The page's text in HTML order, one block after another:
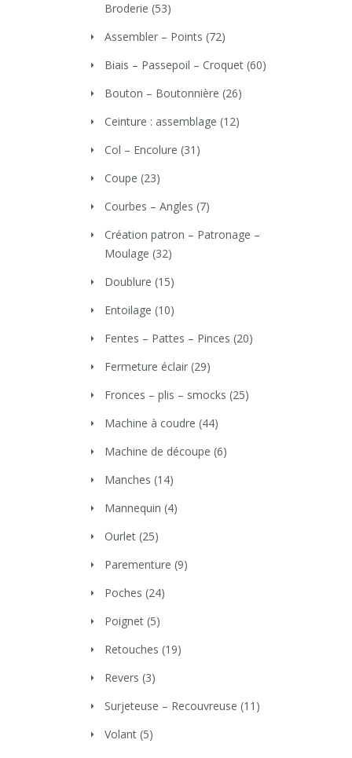
Broderie (53)
Assembler – Points (72)
Biais – Passepoil – Croquet (60)
Bouton – Boutonnière (26)
Ceinture : assemblage (12)
Col – Encolure (31)
Coupe (23)
Courbes – Angles (7)
Création patron – Patronage –
Moulage (32)
Doublure (15)
Entoilage (10)
Fentes – Pattes – Pinces (20)
Fermeture éclair (29)
Fronces – plis – smocks (25)
Machine à coudre (44)
Machine de découpe (6)
Manches (14)
Mannequin (4)
Ourlet (25)
Parementure (9)
Poches (24)
Poignet (5)
Retouches (19)
Revers (3)
Surjeteuse – Recouvreuse (11)
Volant (5)